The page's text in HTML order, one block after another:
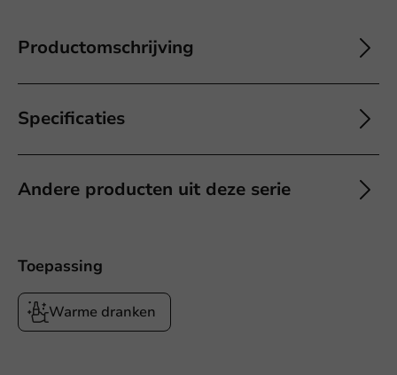
Productomschrijving
Specificaties
Andere producten uit deze serie
Toepassing
Warme dranken